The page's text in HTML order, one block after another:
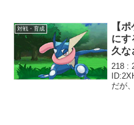
対戦・育成
【
にす
久な
218 :
だが